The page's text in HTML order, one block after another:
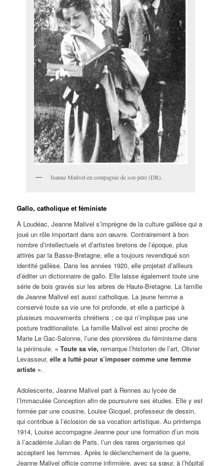
Jeanne Malivel en compagnie de son père (DR).
Gallo, catholique et féministe
À Loudéac, Jeanne Malivel s’imprègne de la culture gallèse qui a
joué un rôle important dans son œuvre. Contrairement à bon
nombre d’intellectuels et d’artistes bretons de l’époque, plus
attirés par la Basse-Bretagne, elle a toujours revendiqué son
identité gallèse. Dans les années 1920, elle projetait d’ailleurs
d’éditer un dictionnaire de gallo. Elle laisse également toute une
série de bois gravés sur les arbres de Haute-Bretagne. La famille
de Jeanne Malivel est aussi catholique. La jeune femme a
conservé toute sa vie une foi profonde, et elle a participé à
plusieurs mouvements chrétiens ; ce qui n’implique pas une
posture traditionaliste. La famille Malivel est ainsi proche de
Marie Le Gac-Salonne, l’une des pionnières du féminisme dans
la péninsule. « Toute sa vie, remarque l’historien de l’art, Olivier
Levasseur, elle a lutté pour s’imposer comme une femme
artiste ».
Adolescente, Jeanne Malivel part à Rennes au lycée de
l’Immaculée Conception afin de poursuivre ses études. Elle y est
formée par une cousine, Louise Gicquel, professeur de dessin,
qui contribue à l’éclosion de sa vocation artistique. Au printemps
1914, Louise accompagne Jeanne pour une formation d’un mois
à l’académie Julian de Paris, l’un des rares organismes qui
acceptent les femmes. Après le déclenchement de la guerre,
Jeanne Malivel officie comme infirmière, avec sa sœur, à l’hôpital